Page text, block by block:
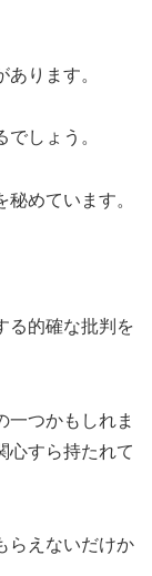
ります。
しょう。
めています。
る的確な批判を
一つかもしれま
心すら持たれて
らえないだけか